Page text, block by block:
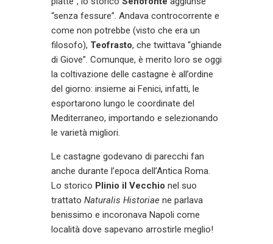
“senza fessure”. Andava controcorrente e
come non potrebbe (visto che era un
filosofo), Teofrasto, che twittava “ghiande
di Giove”. Comunque, è merito loro se oggi
la coltivazione delle castagne è all’ordine
del giorno: insieme ai Fenici, infatti, le
esportarono lungo le coordinate del
Mediterraneo, importando e selezionando
le varietà migliori.
Le castagne godevano di parecchi fan
anche durante l’epoca dell’Antica Roma.
Lo storico Plinio il Vecchio nel suo
trattato Naturalis Historiae ne parlava
benissimo e incoronava Napoli come
località dove sapevano arrostirle meglio!